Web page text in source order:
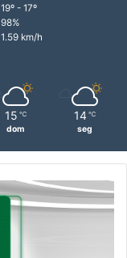
19º - 17º
98%
1.59 km/h
15 ℃
dom
14 ℃
seg